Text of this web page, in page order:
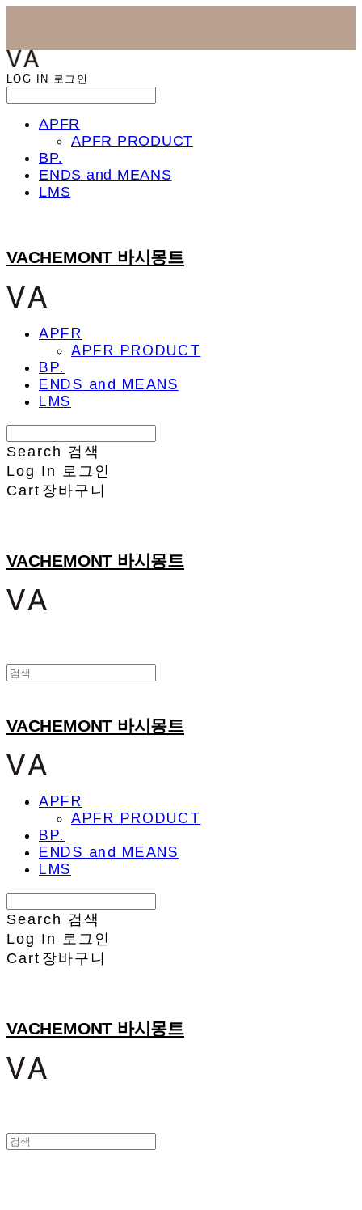
LOG IN 로그인
APFR
APFR PRODUCT
BP.
ENDS and MEANS
LMS
VACHEMONT 바시몽트
APFR
APFR PRODUCT
BP.
ENDS and MEANS
LMS
Search 검색
Log In
로그인
Cart 장바구니
VACHEMONT 바시몽트
VACHEMONT 바시몽트
APFR
APFR PRODUCT
BP.
ENDS and MEANS
LMS
Search 검색
Log In 로그인
Cart 장바구니
VACHEMONT 바시몽트